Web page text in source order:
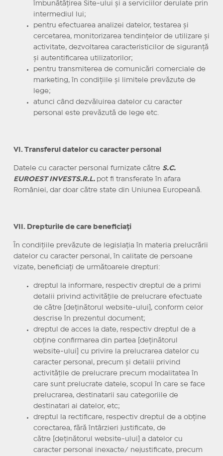
îmbunătăţirea Site-ului şi a serviciilor derulate prin
intermediul lui;
pentru efectuarea analizei datelor, testarea şi
cercetarea, monitorizarea tendinţelor de utilizare şi
activitate, dezvoltarea caracteristicilor de siguranţă
şi autentificarea utilizatorilor;
pentru transmiterea de comunicări comerciale de
marketing, în condiţiile şi limitele prevăzute de
lege;
atunci când dezvăluirea datelor cu caracter
personal este prevăzută de lege etc.
VI. Transferul datelor cu caracter personal
Datele cu caracter personal furnizate către S.C.
EUROEST INVESTS.R.L. pot fi transferate în afara
României, dar doar către state din Uniunea Europeană.
VII. Drepturile de care beneficiaţi
În condiţiile prevăzute de legislaţia în materia prelucrării
datelor cu caracter personal, în calitate de persoane
vizate, beneficiaţi de următoarele drepturi:
dreptul la informare, respectiv dreptul de a primi
detalii privind activităţile de prelucrare efectuate
de către [deţinătorul website-ului], conform celor
descrise în prezentul document;
dreptul de acces la date, respectiv dreptul de a
obţine confirmarea din partea [deţinătorul
website-ului] cu privire la prelucrarea datelor cu
caracter personal, precum şi detalii privind
activităţile de prelucrare precum modalitatea în
care sunt prelucrate datele, scopul în care se face
prelucrarea, destinatarii sau categoriile de
destinatari ai datelor, etc;
dreptul la rectificare, respectiv dreptul de a obţine
corectarea, fără întârzieri justificate, de
către [deţinătorul website-ului] a datelor cu
caracter personal inexacte/ nejustificate, precum